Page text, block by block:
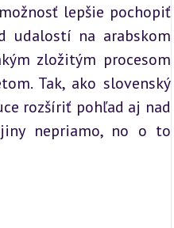
lepšie pochopiť
udalostí na arabskom
zložitým procesom
Tak, ako slovenský
rozšíriť pohľad aj nad
nepriamo, no o to